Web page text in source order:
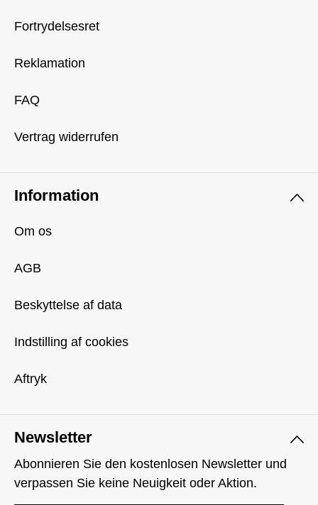
Newsletter
Abonnieren Sie den kostenlosen Newsletter und
verpassen Sie keine Neuigkeit oder Aktion.
Fortrydelsesret
Reklamation
FAQ
Vertrag widerrufen
Information
Om os
AGB
Beskyttelse af data
Indstilling af cookies
Aftryk